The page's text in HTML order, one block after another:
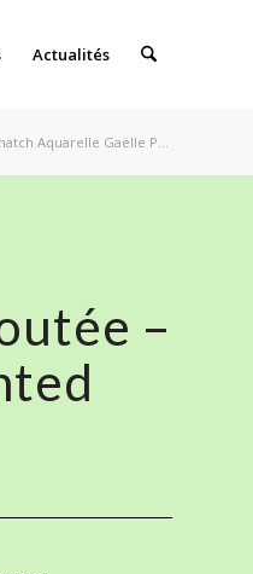
Actualités
Aquarelle Gaëlle P...
–